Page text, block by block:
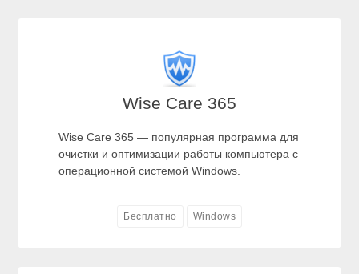
Wise Care 365
Wise Care 365 — популярная программа для
очистки и оптимизации работы компьютера с
операционной системой Windows.
Бесплатно Windows